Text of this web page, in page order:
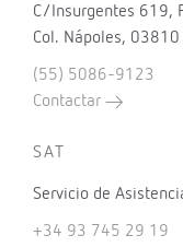
C/Insurgentes 619,
Col. Nápoles, 03810
(55) 5086-9123
Contactar
SAT
Servicio de
+34 93 745 29 19